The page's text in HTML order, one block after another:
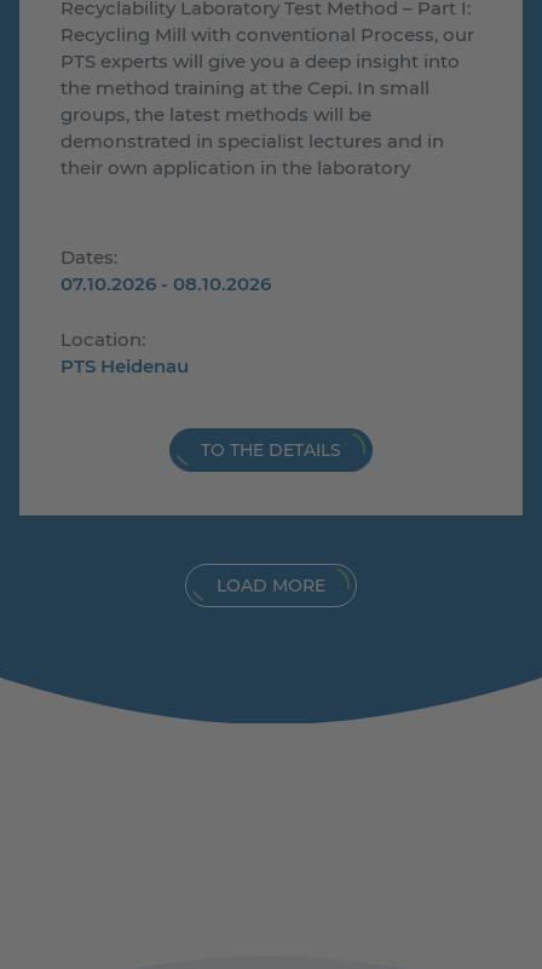
Recyclability Laboratory Test Method – Part I:
Recycling Mill with conventional Process, our
PTS experts will give you a deep insight into
the method training at the Cepi. In small
groups, the latest methods will be
demonstrated in specialist lectures and in
their own application in the laboratory
Dates:
07.10.2026 - 08.10.2026
Location:
PTS Heidenau
TO THE DETAILS
LOAD MORE